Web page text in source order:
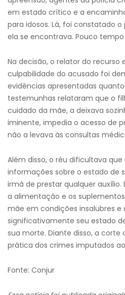
em estado crítico e a
para idosos. Lá, foi constatado
ela se encontrava. Pouco
Na decisão, o relator do recurso
culpabilidade do acusado foi
evidências apresentadas
testemunhas relataram que o
cuidado da mãe, a deixava
iminente, impedia o acesso de
não a levava às consultas
Além disso, o réu dificultava
informações sobre o estado de
irmã de prestar qualquer
a alimentação e os
mãe em condições insalubres e
significativamente seu estado
sua morte. Diante disso, a
prática dos crimes imputados
Fonte: Conjur